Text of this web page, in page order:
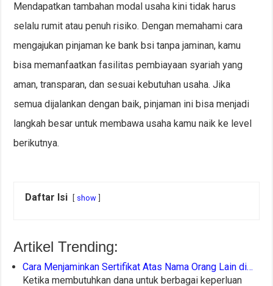
Mendapatkan tambahan modal usaha kini tidak harus
selalu rumit atau penuh risiko. Dengan memahami cara
mengajukan pinjaman ke bank bsi tanpa jaminan, kamu
bisa memanfaatkan fasilitas pembiayaan syariah yang
aman, transparan, dan sesuai kebutuhan usaha. Jika
semua dijalankan dengan baik, pinjaman ini bisa menjadi
langkah besar untuk membawa usaha kamu naik ke level
berikutnya.
Daftar Isi show
Artikel Trending:
Cara Menjaminkan Sertifikat Atas Nama Orang Lain di…
Ketika membutuhkan dana untuk berbagai keperluan